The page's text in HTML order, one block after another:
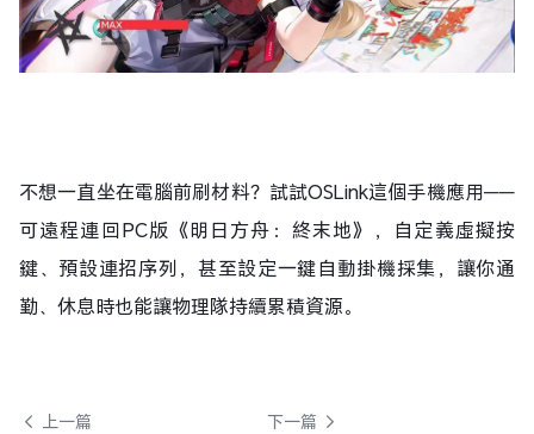
不想一直坐在電腦前刷材料？試試OSLink這個手機應用——
可遠程連回PC版《明日方舟：終末地》，自定義虛擬按
鍵、預設連招序列，甚至設定一鍵自動掛機採集，讓你通
勤、休息時也能讓物理隊持續累積資源。
上一篇 下一篇